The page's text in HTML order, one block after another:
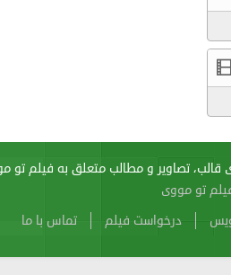
sitemap Atom Cache